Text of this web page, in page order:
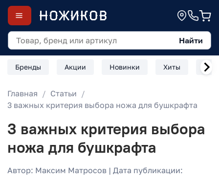
Найти
Бренды Акции Новинки Хиты
Главная
Статьи
3 важных критерия выбора ножа для бушкрафта
3 важных критерия выбора
ножа для бушкрафта
Автор: Максим Матросов | Дата публикации: